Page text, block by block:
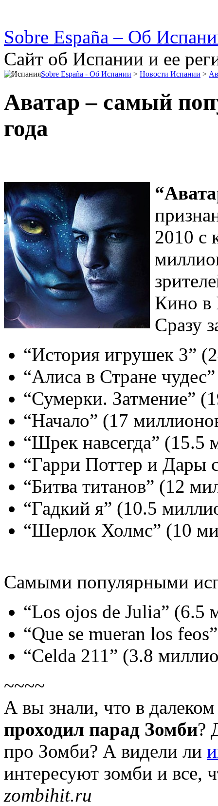
Sobre España – Об
Сайт об Испании и ее
Sobre España - Об Испании > Новости Испании >
Аватар – самый
года
2010 с
Кино в
Сразу
“История игрушек 3”
“Алиса в Стране
“Сумерки. Затмение”
“Начало” (17
“Шрек навсегда” (15.5
“Гарри Поттер и Дары
“Битва титанов” (12
“Гадкий я” (10.5
“Шерлок Холмс” (10
Самыми популярными
“Los ojos de Julia” (6.5
“Que se mueran los
“Celda 211” (3.8
~~~~
А вы знали, что в
проходил парад Зомби?
про Зомби? А видели ли
интересуют зомби и все,
zombihit.ru